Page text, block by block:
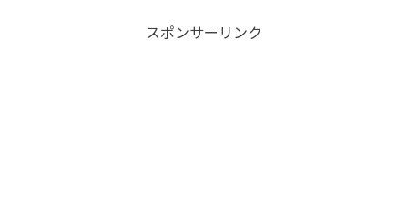
スポンサーリンク